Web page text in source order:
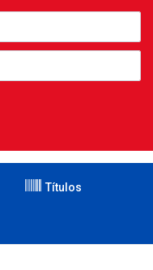
Títulos